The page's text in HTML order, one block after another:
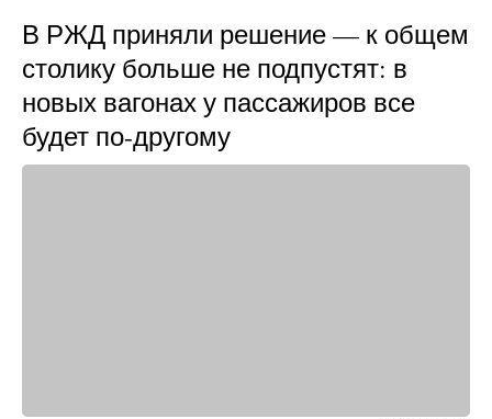
В РЖД приняли решение — к общем
столику больше не подпустят: в
новых вагонах у пассажиров все
будет по-другому